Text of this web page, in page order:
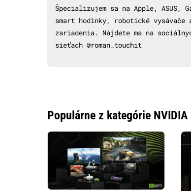
Špecializujem sa na Apple, ASUS,
smart hodinky, robotické vysávače
zariadenia. Nájdete ma na
sieťach @roman_touchit
Populárne z kategórie NVIDIA